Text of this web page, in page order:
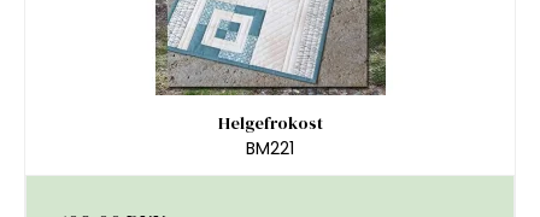
Helgefrokost
BM221